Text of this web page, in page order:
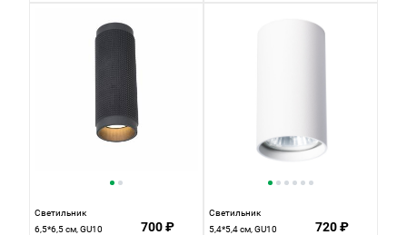
каркас сочетает в
себе два цвета -
Светильник
6,5*6,5 см, GU10
700 ₽
Светильник
5,4*5,4 см, GU10
720 ₽